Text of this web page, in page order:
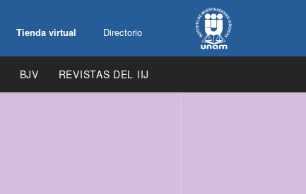
Tienda virtual Directorio
BJV REVISTAS DEL IIJ